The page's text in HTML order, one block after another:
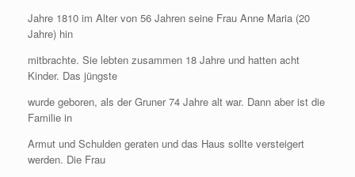
Jahre 1810 im Alter von 56 Jahren seine Frau Anne Maria (20
Jahre) hin
mitbrachte. Sie lebten zusammen 18 Jahre und hatten acht
Kinder. Das jüngste
wurde geboren, als der Gruner 74 Jahre alt war. Dann aber ist die
Familie in
Armut und Schulden geraten und das Haus sollte versteigert
werden. Die Frau